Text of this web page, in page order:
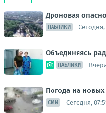
Дроновая
ПАБЛИКИ Сегодня,
Объединяясь
ПАБЛИКИ
Погода на
СМИ Сегодня,